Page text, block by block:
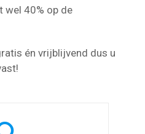
wel 40% op de
én vrijblijvend dus u